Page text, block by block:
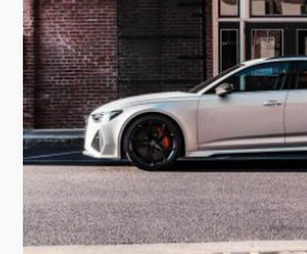
NEWSLETTER
SÍGUENOS